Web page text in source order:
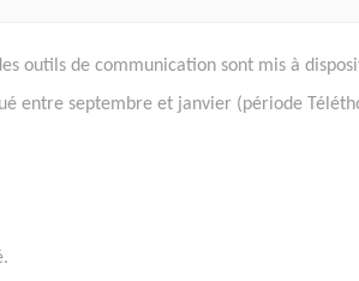
outils de communication sont mis à
entre septembre et janvier (période